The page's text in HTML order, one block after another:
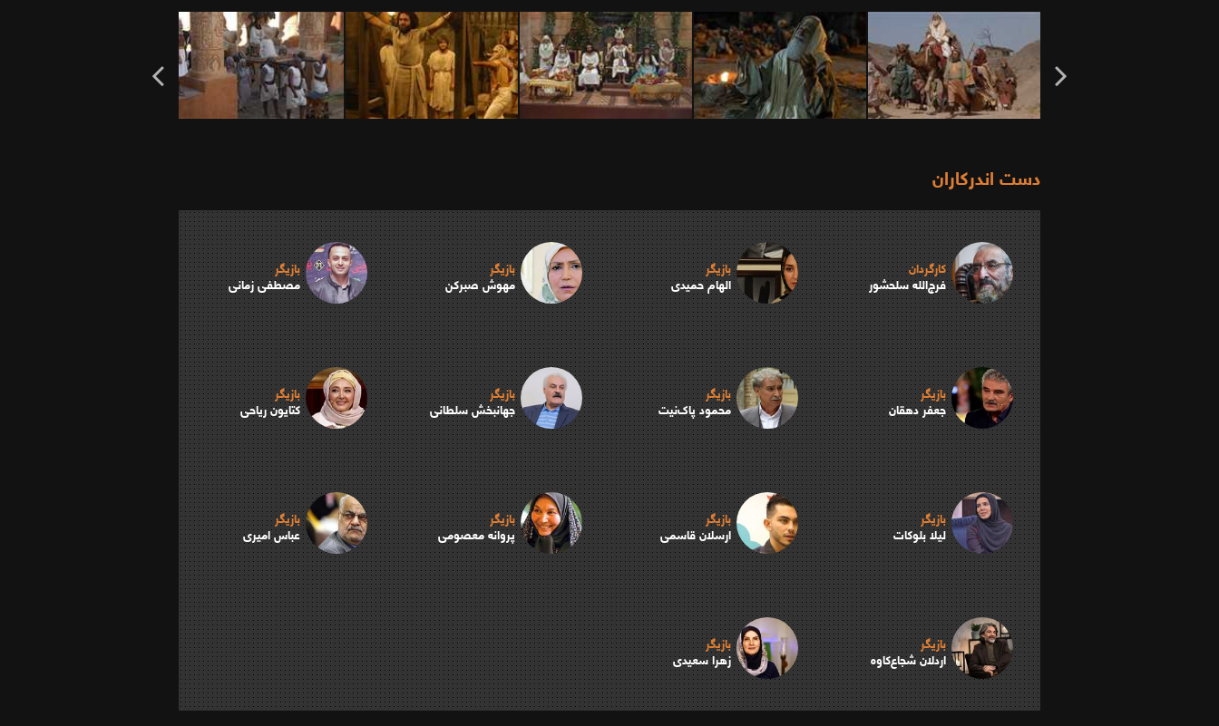
دست اندرکاران
کارگردان
فرج‌الله سلحشور
بازیگر
الهام حمیدی
بازیگر
مهوش صبرکن
بازیگر
مصطفی زمانی
بازیگر
جعفر دهقان
بازیگر
محمود پاک‌نیت
بازیگر
جهانبخش سلطانی
بازیگر
کتایون ریاحی
بازیگر
لیلا بلوکات
بازیگر
ارسلان قاسمی
بازیگر
پروانه معصومی
بازیگر
عباس امیری
بازیگر
اردلان شجاع‌کاوه
بازیگر
زهرا سعیدی